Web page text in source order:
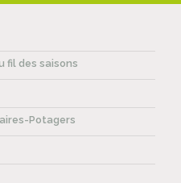
fil des saisons
Potagers